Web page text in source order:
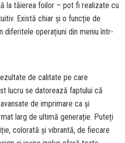
la tăierea foilor – pot fi realizate cu
Există chiar și o funcție de
diferitele operațiuni din meniu într-
de calitate pe care
lucru se datorează faptului că
de imprimare ca și
larg de ultimă generație. Puteți
colorată și vibrantă, de fiecare